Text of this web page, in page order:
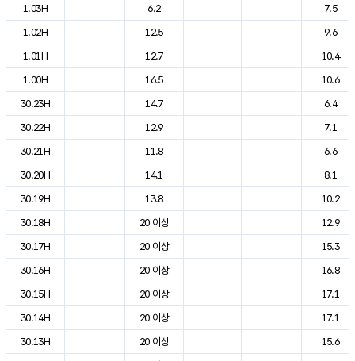
1.03H
6.2
7.5
1.02H
12.5
9.6
1.01H
12.7
10.4
1.00H
16.5
10.6
30.23H
14.7
6.4
30.22H
12.9
7.1
30.21H
11.8
6.6
30.20H
14.1
8.1
30.19H
13.8
10.2
30.18H
20 이상
12.9
30.17H
20 이상
15.3
30.16H
20 이상
16.8
30.15H
20 이상
17.1
30.14H
20 이상
17.1
30.13H
20 이상
15.6